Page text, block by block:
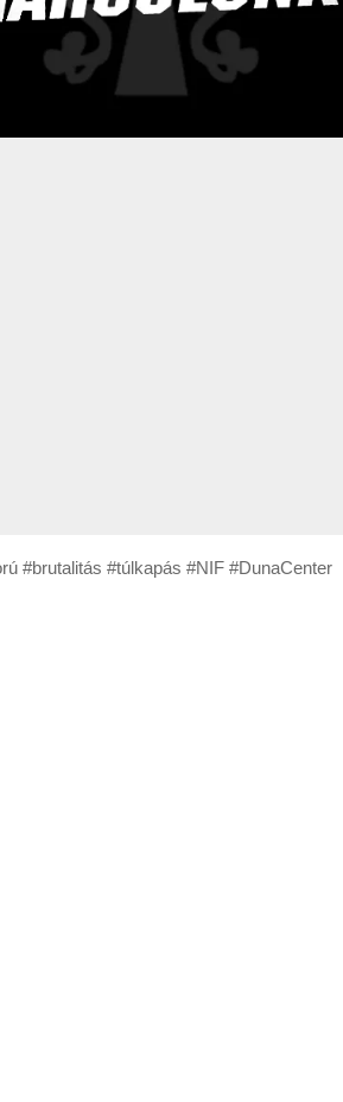
#brutalitás #túlkapás #NIF #DunaCenter